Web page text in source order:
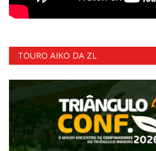
TOURO AIKO DA ZL